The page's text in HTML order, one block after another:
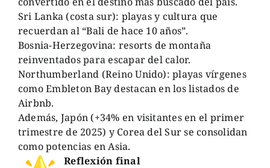
Sri Lanka (costa sur): playas y cultura que
recuerdan al “Bali de hace 10 años”.
Bosnia-Herzegovina: resorts de montaña
reinventados para escapar del calor.
Northumberland (Reino Unido): playas vírgenes
como Embleton Bay destacan en los listados de
Airbnb.
Además, Japón (+34% en visitantes en el primer
trimestre de 2025) y Corea del Sur se consolidan
como potencias en Asia.
Reflexión final